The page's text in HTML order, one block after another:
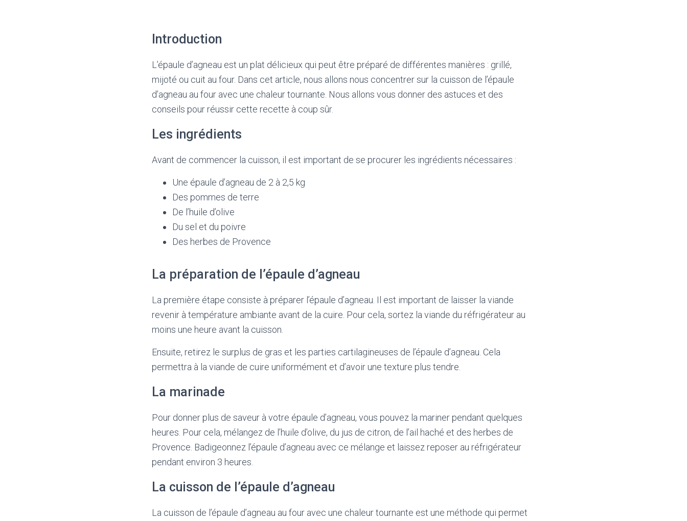
Introduction
L’épaule d’agneau est un plat délicieux qui peut être préparé de différentes manières : grillé,
mijoté ou cuit au four. Dans cet article, nous allons nous concentrer sur la cuisson de l’épaule
d’agneau au four avec une chaleur tournante. Nous allons vous donner des astuces et des
conseils pour réussir cette recette à coup sûr.
Les ingrédients
Avant de commencer la cuisson, il est important de se procurer les ingrédients nécessaires :
Une épaule d’agneau de 2 à 2,5 kg
Des pommes de terre
De l’huile d’olive
Du sel et du poivre
Des herbes de Provence
La préparation de l’épaule d’agneau
La première étape consiste à préparer l’épaule d’agneau. Il est important de laisser la viande
revenir à température ambiante avant de la cuire. Pour cela, sortez la viande du réfrigérateur au
moins une heure avant la cuisson.
Ensuite, retirez le surplus de gras et les parties cartilagineuses de l’épaule d’agneau. Cela
permettra à la viande de cuire uniformément et d’avoir une texture plus tendre.
La marinade
Pour donner plus de saveur à votre épaule d’agneau, vous pouvez la mariner pendant quelques
heures. Pour cela, mélangez de l’huile d’olive, du jus de citron, de l’ail haché et des herbes de
Provence. Badigeonnez l’épaule d’agneau avec ce mélange et laissez reposer au réfrigérateur
pendant environ 3 heures.
La cuisson de l’épaule d’agneau
La cuisson de l’épaule d’agneau au four avec une chaleur tournante est une méthode qui permet